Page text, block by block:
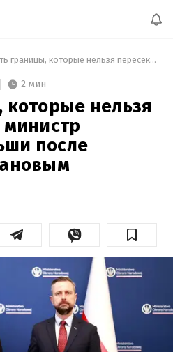
Есть границы, которые нельзя пересекать, – министр обороны Польши после встречи с Будановым
2 мин
которые нельзя
министр
после